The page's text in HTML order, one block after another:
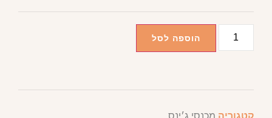
הוספה לסל
קטגוריה מכנסי ג׳ינס